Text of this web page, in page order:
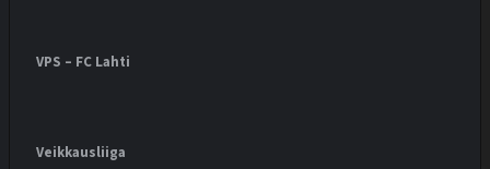
VPS – FC Lahti
Veikkausliiga